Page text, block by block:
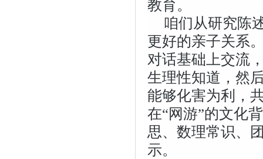
教育。
咱们从研究陈
更好的亲子关系
对话基础上交流
生理性知道，然
能够化害为利，
在“网游”的文化
思、数理常识、
示。